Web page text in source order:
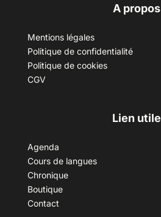
A propos
Mentions légales
Politique de confidentialité
Politique de cookies
CGV
Lien utile
Agenda
Cours de langues
Chronique
Boutique
Contact